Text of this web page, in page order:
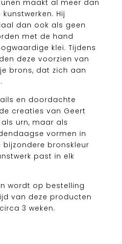
maakt al meer dan
Hij
dan ook als geen
met de hand
klei. Tijdens
deze voorzien van
brons, dat zich aan
en doordachte
creaties van Geert
urn, maar als
vormen in
bronskleur
past in elk
wordt op bestelling
van deze producten
3 weken.